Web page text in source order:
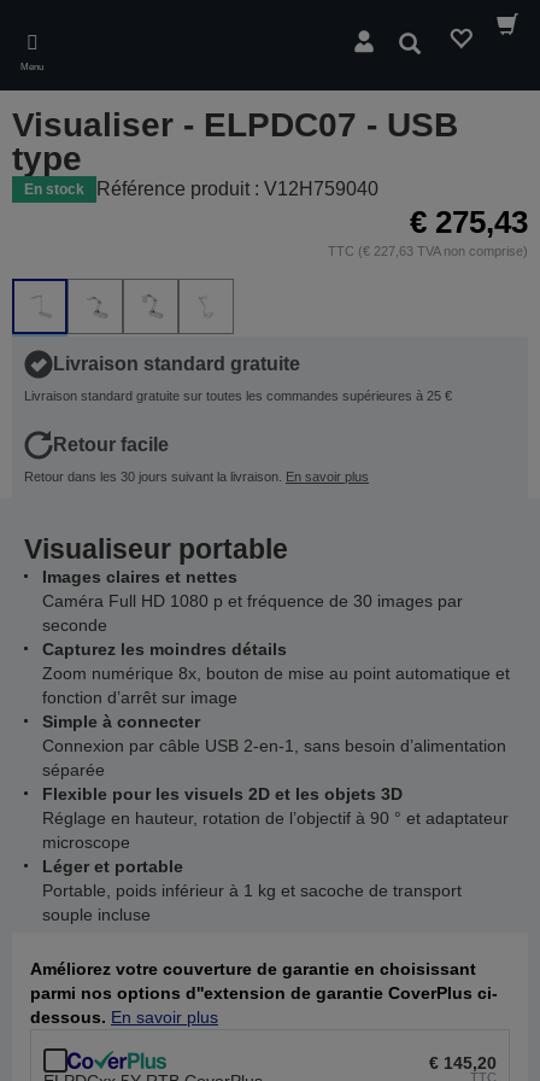
main
content
Menu
Rechercher
Visualiser - ELPDC07 - USB
type
En stock Référence produit : V12H759040
€ 275,43
TTC (€ 227,63 TVA non comprise)
Livraison standard gratuite
Livraison standard gratuite sur toutes les commandes supérieures à 25 €
Retour facile
Retour dans les 30 jours suivant la livraison. En savoir plus
Visualiseur portable
Images claires et nettes
Caméra Full HD 1080 p et fréquence de 30 images par
seconde
Capturez les moindres détails
Zoom numérique 8x, bouton de mise au point automatique et
fonction d’arrêt sur image
Simple à connecter
Connexion par câble USB 2-en-1, sans besoin d’alimentation
séparée
Flexible pour les visuels 2D et les objets 3D
Réglage en hauteur, rotation de l’objectif à 90 ° et adaptateur
microscope
Léger et portable
Portable, poids inférieur à 1 kg et sacoche de transport
souple incluse
Améliorez votre couverture de garantie en choisissant
parmi nos options d''extension de garantie CoverPlus ci-
dessous. En savoir plus
€ 145,20
TTC